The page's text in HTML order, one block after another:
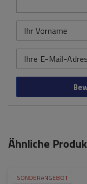
Ihr Vorname
Ihre E-Mail-
Ähnliche
SONDERANGEBOT